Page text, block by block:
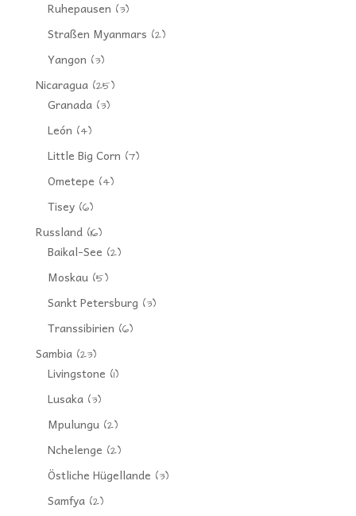
Ruhepausen (3)
Straßen Myanmars (2)
Yangon (3)
Nicaragua(25)
Granada(3)
León (4)
Little Big Corn (7)
Ometepe (4)
Tisey(6)
Russland(16)
Baikal-See (2)
Moskau(5)
Sankt Petersburg (3)
Transsibirien (6)
Sambia(23)
Livingstone (1)
Lusaka(3)
Mpulungu(2)
Nchelenge (2)
Östliche Hügellande (3)
Samfya(2)